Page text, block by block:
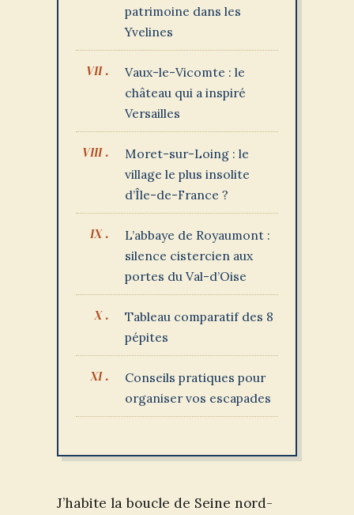
patrimoine dans les
Yvelines
Vaux-le-Vicomte : le
château qui a inspiré
Versailles
Moret-sur-Loing : le
village le plus insolite
d’Île-de-France ?
L’abbaye de Royaumont :
silence cistercien aux
portes du Val-d’Oise
Tableau comparatif des 8
pépites
Conseils pratiques pour
organiser vos escapades
J’habite la boucle de Seine nord-